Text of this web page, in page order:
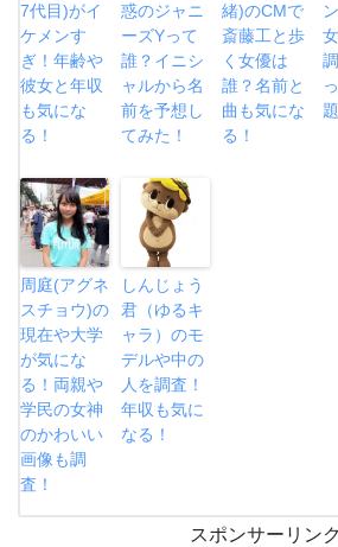
7代目)がイ
ケメンす
ぎ！年齢や
彼女と年収
も気にな
る！
惑のジャニ
ーズYって
誰？イニシ
ャルから名
前を予想し
てみた！
緒)のCMで
斎藤工と歩
く女優は
誰？名前と
曲も気にな
る！
周庭(アグネ
スチョウ)の
現在や大学
が気にな
る！両親や
学民の女神
のかわいい
画像も調
査！
しんじょう
君（ゆるキ
ャラ）のモ
デルや中の
人を調査！
年収も気に
なる！
スポンサーリンク